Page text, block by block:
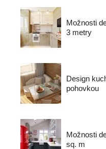
Možnosti
3 metry
Design
pohovkou
Možnosti
sq. m